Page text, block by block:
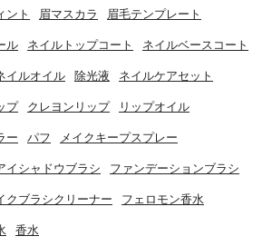
ント 眉マスカラ 眉毛テンプレート
ル ネイルトップコート ネイルベースコート
イルオイル 除光液 ネイルケアセット
プ クレヨンリップ リップオイル
ー パフ メイクキープスプレー
イシャドウブラシ ファンデーションブラシ
クブラシクリーナー フェロモン香水
香水